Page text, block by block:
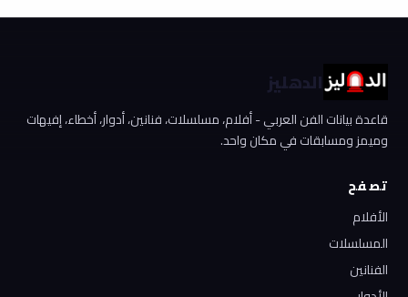
الدهليز
قاعدة بيانات الفن العربي - أفلام، مسلسلات، فنانين، أدوار، أخطاء، إفيهات
وميمز ومسابقات في مكان واحد.
تصفح
الأفلام
المسلسلات
الفنانين